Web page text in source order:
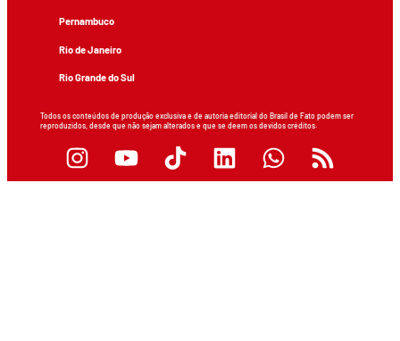
Pernambuco
Rio de Janeiro
Rio Grande do Sul
Todos os conteúdos de produção exclusiva e de autoria editorial do Brasil de Fato podem ser
reproduzidos, desde que não sejam alterados e que se deem os devidos créditos.